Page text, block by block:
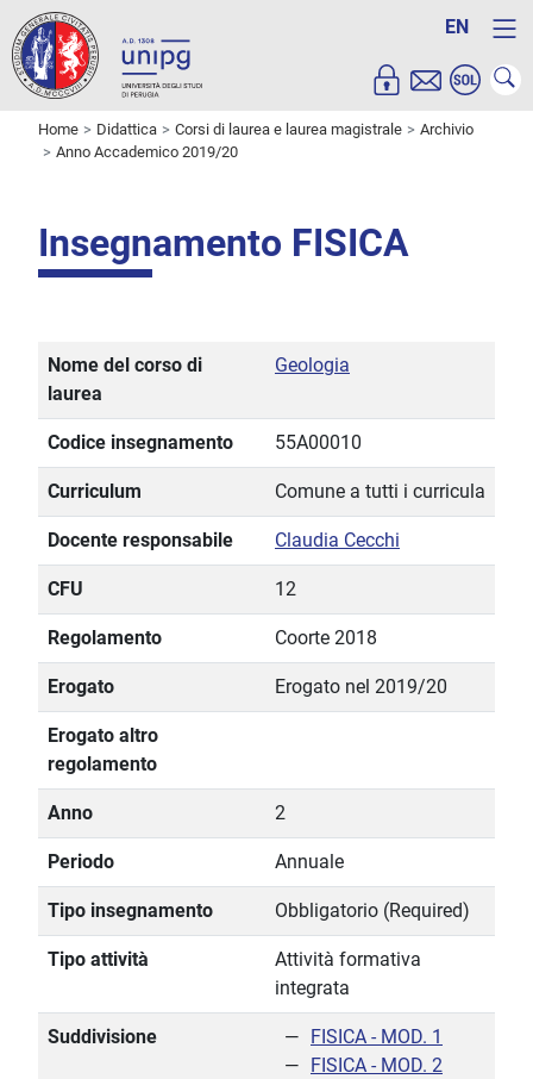
EN
Home Didattica Corsi di laurea e laurea magistrale
Archivio
Anno Accademico 2019/20
Insegnamento FISICA
Nome del corso di
laurea
Geologia
Codice insegnamento 55A00010
Curriculum Comune a tutti i curricula
Docente responsabile Claudia Cecchi
CFU 12
Regolamento Coorte 2018
Erogato Erogato nel 2019/20
Erogato altro
regolamento
Anno 2
Periodo Annuale
Tipo insegnamento Obbligatorio (Required)
Tipo attività
Attività formativa
integrata
Suddivisione
FISICA - MOD. 1
FISICA - MOD. 2